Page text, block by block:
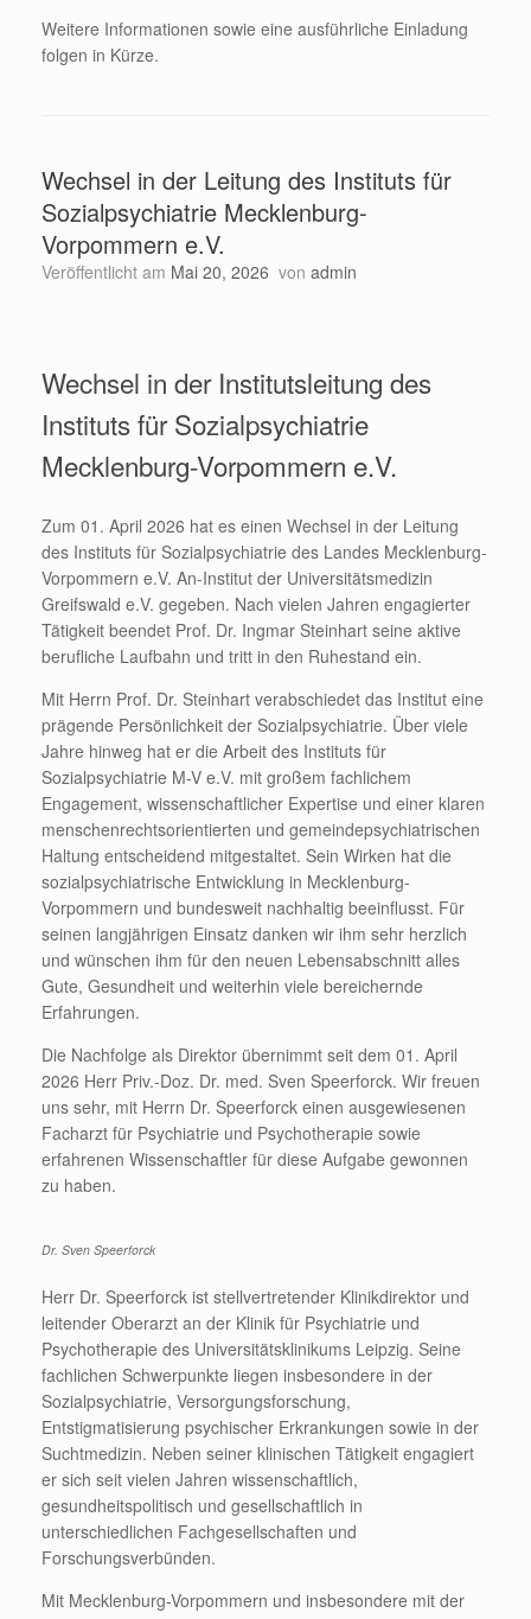
Weitere Informationen sowie eine ausführliche Einladung
folgen in Kürze.
Wechsel in der Leitung des Instituts für
Sozialpsychiatrie Mecklenburg-
Vorpommern e.V.
Veröffentlicht am Mai 20, 2026 von admin
Wechsel in der Institutsleitung des
Instituts für Sozialpsychiatrie
Mecklenburg-Vorpommern e.V.
Zum 01. April 2026 hat es einen Wechsel in der Leitung
des Instituts für Sozialpsychiatrie des Landes Mecklenburg-
Vorpommern e.V. An-Institut der Universitätsmedizin
Greifswald e.V. gegeben. Nach vielen Jahren engagierter
Tätigkeit beendet Prof. Dr. Ingmar Steinhart seine aktive
berufliche Laufbahn und tritt in den Ruhestand ein.
Mit Herrn Prof. Dr. Steinhart verabschiedet das Institut eine
prägende Persönlichkeit der Sozialpsychiatrie. Über viele
Jahre hinweg hat er die Arbeit des Instituts für
Sozialpsychiatrie M-V e.V. mit großem fachlichem
Engagement, wissenschaftlicher Expertise und einer klaren
menschenrechtsorientierten und gemeindepsychiatrischen
Haltung entscheidend mitgestaltet. Sein Wirken hat die
sozialpsychiatrische Entwicklung in Mecklenburg-
Vorpommern und bundesweit nachhaltig beeinflusst. Für
seinen langjährigen Einsatz danken wir ihm sehr herzlich
und wünschen ihm für den neuen Lebensabschnitt alles
Gute, Gesundheit und weiterhin viele bereichernde
Erfahrungen.
Die Nachfolge als Direktor übernimmt seit dem 01. April
2026 Herr Priv.-Doz. Dr. med. Sven Speerforck. Wir freuen
uns sehr, mit Herrn Dr. Speerforck einen ausgewiesenen
Facharzt für Psychiatrie und Psychotherapie sowie
erfahrenen Wissenschaftler für diese Aufgabe gewonnen
zu haben.
Dr. Sven Speerforck
Herr Dr. Speerforck ist stellvertretender Klinikdirektor und
leitender Oberarzt an der Klinik für Psychiatrie und
Psychotherapie des Universitätsklinikums Leipzig. Seine
fachlichen Schwerpunkte liegen insbesondere in der
Sozialpsychiatrie, Versorgungsforschung,
Entstigmatisierung psychischer Erkrankungen sowie in der
Suchtmedizin. Neben seiner klinischen Tätigkeit engagiert
er sich seit vielen Jahren wissenschaftlich,
gesundheitspolitisch und gesellschaftlich in
unterschiedlichen Fachgesellschaften und
Forschungsverbünden.
Mit Mecklenburg-Vorpommern und insbesondere mit der